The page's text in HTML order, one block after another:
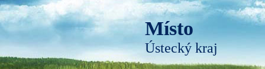
Místo
Ústecký kraj